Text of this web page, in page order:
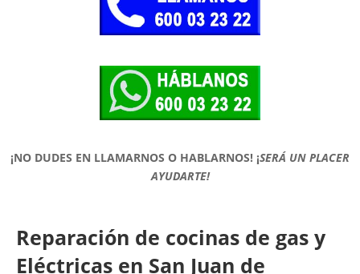
¡NO DUDES EN LLAMARNOS O HABLARNOS! ¡SERÁ UN PLACER
AYUDARTE!
Reparación de cocinas de gas y
Eléctricas en San Juan de